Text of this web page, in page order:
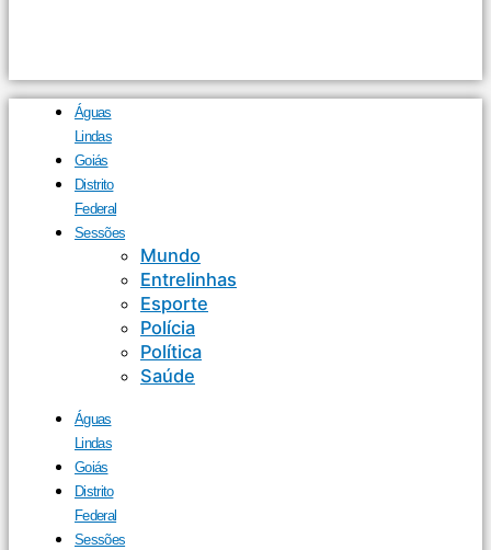
Águas
Lindas
Goiás
Distrito
Federal
Sessões
Mundo
Entrelinhas
Esporte
Polícia
Política
Saúde
Águas
Lindas
Goiás
Distrito
Federal
Sessões